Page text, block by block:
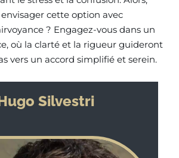
cette option avec
? Engagez-vous dans un
où la clarté et la rigueur guideront
vers un accord simplifié et serein.
Silvestri